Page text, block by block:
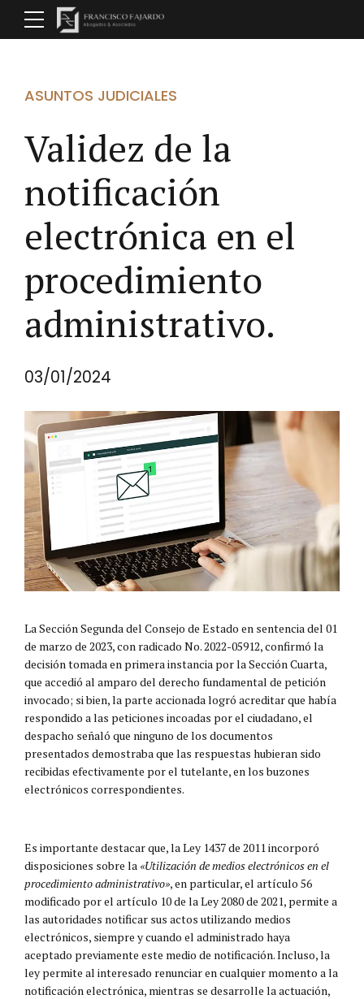
ASUNTOS JUDICIALES
Validez de la
notificación
electrónica en el
procedimiento
administrativo.
03/01/2024
La Sección Segunda del Consejo de Estado en sentencia del 01
de marzo de 2023, con radicado No. 2022-05912, confirmó la
decisión tomada en primera instancia por la Sección Cuarta,
que accedió al amparo del derecho fundamental de petición
invocado; si bien, la parte accionada logró acreditar que había
respondido a las peticiones incoadas por el ciudadano, el
despacho señaló que ninguno de los documentos
presentados demostraba que las respuestas hubieran sido
recibidas efectivamente por el tutelante, en los buzones
electrónicos correspondientes.
Es importante destacar que, la Ley 1437 de 2011 incorporó
disposiciones sobre la«Utilización de medios electrónicos en el
procedimiento administrativo», en particular, el artículo 56
modificado por el artículo 10 de la Ley 2080 de 2021, permite a
las autoridades notificar sus actos utilizando medios
electrónicos, siempre y cuando el administrado haya
aceptado previamente este medio de notificación. Incluso, la
ley permite al interesado renunciar en cualquier momento a la
notificación electrónica, mientras se desarrolle la actuación,